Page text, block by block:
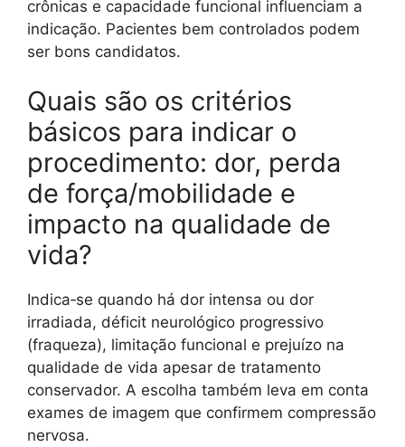
crônicas e capacidade funcional influenciam a
indicação. Pacientes bem controlados podem
ser bons candidatos.
Quais são os critérios
básicos para indicar o
procedimento: dor, perda
de força/mobilidade e
impacto na qualidade de
vida?
Indica‑se quando há dor intensa ou dor
irradiada, déficit neurológico progressivo
(fraqueza), limitação funcional e prejuízo na
qualidade de vida apesar de tratamento
conservador. A escolha também leva em conta
exames de imagem que confirmem compressão
nervosa.